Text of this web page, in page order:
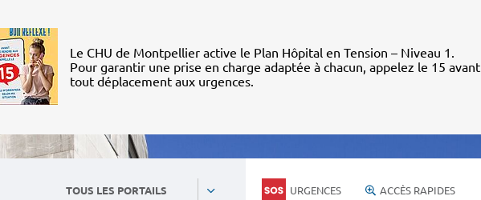
Le CHU de Montpellier active le Plan Hôpital en Tension – Niveau 1.
Pour garantir une prise en charge adaptée à chacun, appelez le 15 avant
tout déplacement aux urgences.
TOUS LES PORTAILS URGENCES ACCÈS RAPIDES